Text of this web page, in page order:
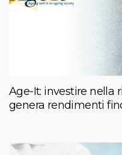
Age-It: investire nella
genera rendimenti